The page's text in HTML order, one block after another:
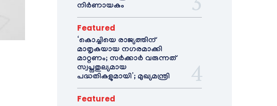
നിർണായകം
Featured
‘കൊച്ചിയെ രാജ്യത്തിന്
മാതൃകയായ നഗരമാക്കി
മാറ്റണം; സർക്കാർ വരുന്നത്
സ്വപ്നതുല്യമായ
പദ്ധതികളുമായി’; മുഖ്യമന്ത്രി
Featured